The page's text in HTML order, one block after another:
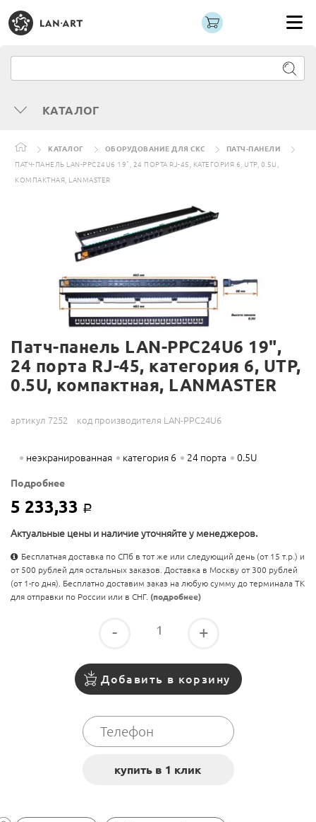
КАТАЛОГ
КАТАЛОГ ОБОРУДОВАНИЕ ДЛЯ СКС
ПАТЧ-ПАНЕЛИ
ПАТЧ-ПАНЕЛЬ LAN-PPC24U6 19", 24 ПОРТА RJ-45, КАТЕГОРИЯ 6, UTP, 0.5U,
КОМПАКТНАЯ, LANMASTER
Патч-панель LAN-PPC24U6 19",
24 порта RJ-45, категория 6, UTP,
0.5U, компактная, LANMASTER
артикул 7252 код производителя LAN-PPC24U6
неэкранированная категория 6 24 порта 0.5U
Подробнее
5 233,33 Р
Актуальные цены и наличие уточняйте у менеджеров.
Бесплатная доставка по СПб в тот же или следующий день (от 15 т.р.) и
от 500 рублей для остальных заказов. Доставка в Москву от 300 рублей
(от 1-го дня). Бесплатно доставим заказ на любую сумму до терминала ТК
для отправки по России или в СНГ. (подробнее)
- +
Добавить в корзину